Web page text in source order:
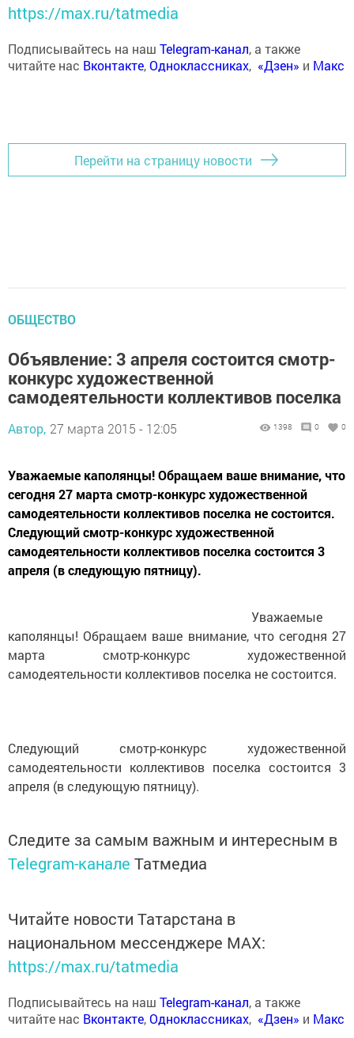
https://max.ru/tatmedia
Подписывайтесь на наш Telegram-канал, а также
читайте нас Вконтакте,Одноклассниках, «Дзен» и Макс
Перейти на страницу новости
ОБЩЕСТВО
Объявление: 3 апреля состоится смотр-
конкурс художественной
самодеятельности коллективов поселка
Автор, 27 марта 2015 - 12:05 1398 0 0
Уважаемые каполянцы! Обращаем ваше внимание, что
сегодня 27 марта смотр-конкурс художественной
самодеятельности коллективов поселка не состоится.
Следующий смотр-конкурс художественной
самодеятельности коллективов поселка состоится 3
апреля (в следующую пятницу).
Уважаемые
каполянцы! Обращаем ваше внимание, что сегодня 27
марта смотр-конкурс художественной
самодеятельности коллективов поселка не состоится.
Следующий смотр-конкурс художественной
самодеятельности коллективов поселка состоится 3
апреля (в следующую пятницу).
Следите за самым важным и интересным в
Telegram-канале Татмедиа
Читайте новости Татарстана в
национальном мессенджере MАХ:
https://max.ru/tatmedia
Подписывайтесь на наш Telegram-канал, а также
читайте нас Вконтакте,Одноклассниках, «Дзен» и Макс